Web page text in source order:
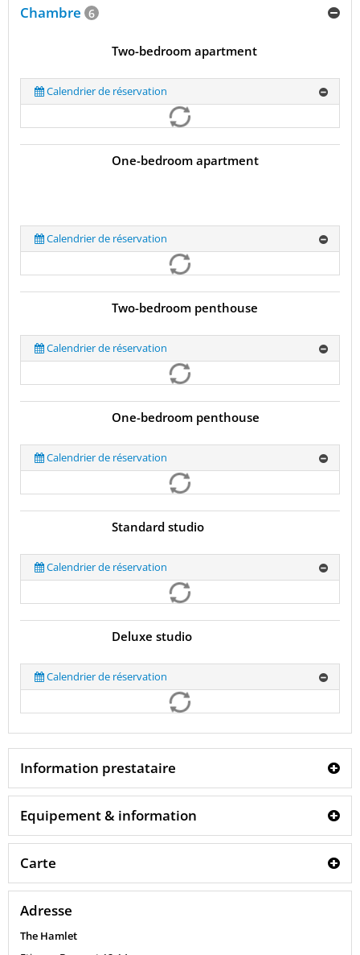
Chambre 6
Two-bedroom apartment
Calendrier de réservation
One-bedroom apartment
Calendrier de réservation
Two-bedroom penthouse
Calendrier de réservation
One-bedroom penthouse
Calendrier de réservation
Standard studio
Calendrier de réservation
Deluxe studio
Calendrier de réservation
Information prestataire
Equipement & information
Carte
Adresse
The Hamlet